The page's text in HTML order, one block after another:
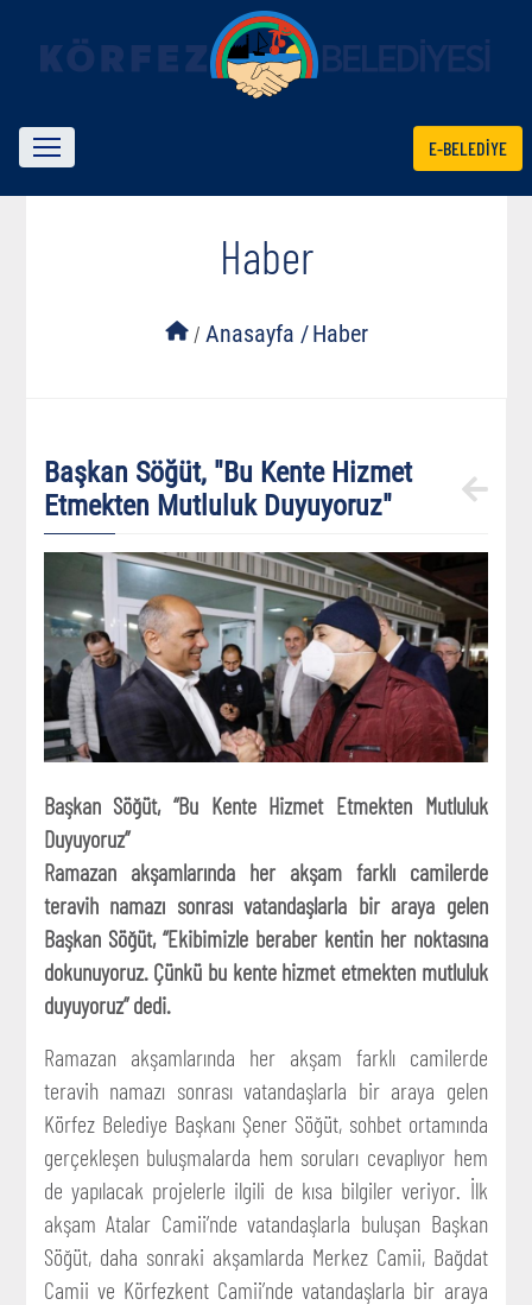
E-BELEDİYE
Haber
/ Anasayfa /Haber
Başkan Söğüt, "Bu Kente Hizmet
Etmekten Mutluluk Duyuyoruz"
Başkan Söğüt, “Bu Kente Hizmet Etmekten Mutluluk
Duyuyoruz”
Ramazan akşamlarında her akşam farklı camilerde
teravih namazı sonrası vatandaşlarla bir araya gelen
Başkan Söğüt, “Ekibimizle beraber kentin her noktasına
dokunuyoruz. Çünkü bu kente hizmet etmekten mutluluk
duyuyoruz” dedi.
Ramazan akşamlarında her akşam farklı camilerde
teravih namazı sonrası vatandaşlarla bir araya gelen
Körfez Belediye Başkanı Şener Söğüt, sohbet ortamında
gerçekleşen buluşmalarda hem soruları cevaplıyor hem
de yapılacak projelerle ilgili de kısa bilgiler veriyor. İlk
akşam Atalar Camii’nde vatandaşlarla buluşan Başkan
Söğüt, daha sonraki akşamlarda Merkez Camii, Bağdat
Camii ve Körfezkent Camii’nde vatandaşlarla bir araya